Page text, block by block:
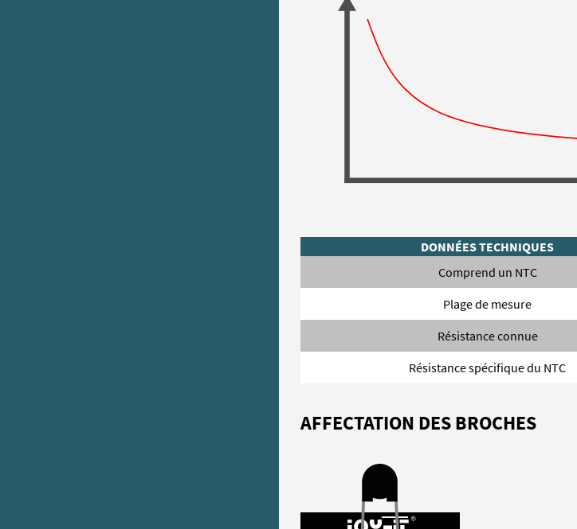
DONNÉES TECHNIQUES
Comprend un NTC
Plage de mesure
Résistance connue
Résistance spécifique du NTC
AFFECTATION DES BROCHES